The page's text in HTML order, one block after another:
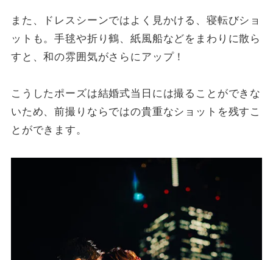
また、ドレスシーンではよく見かける、寝転びショ
ットも。手毬や折り鶴、紙風船などをまわりに散ら
すと、和の雰囲気がさらにアップ！
こうしたポーズは結婚式当日には撮ることができな
いため、前撮りならではの貴重なショットを残すこ
とができます。